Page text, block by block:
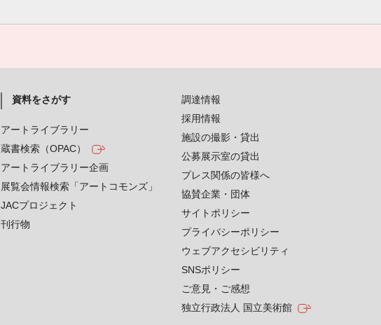
資料をさがす
アートライブラリー
蔵書検索（OPAC）
アートライブラリー企画
展覧会情報検索「アートコモンズ」
JACプロジェクト
刊行物
調達情報
採用情報
施設の撮影・貸出
公募展示室の貸出
プレス関係の皆様へ
協賛企業・団体
サイトポリシー
プライバシーポリシー
ウェブアクセシビリティ
SNSポリシー
ご意見・ご感想
独立行政法人 国立美術館